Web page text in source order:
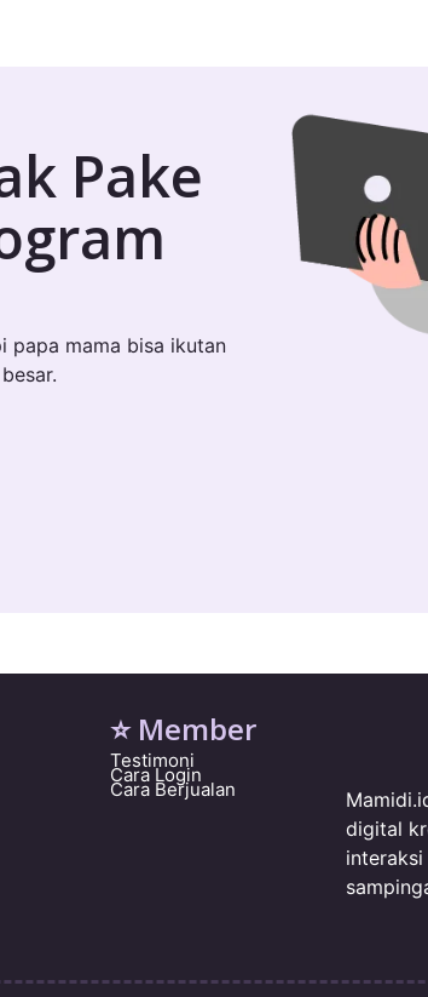
Pake
papa mama bisa ikutan
⭐ Member
Testimoni
Cara Login
Cara Berjualan
digital